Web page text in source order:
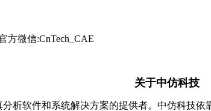
方微信:CnTech_CAE
关于中仿科技
析软件和系统解决方案的提供者。中仿科技